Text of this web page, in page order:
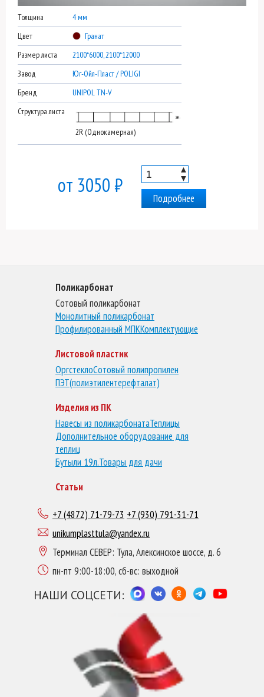
Толщина
4 мм
Цвет
Гранат
Размер листа
2100*6000, 2100*12000
Завод
Юг-Ойл-Пласт / POLIGI
Бренд
UNIPOL TN-V
Структура листа
2R (Однокамерная)
от 3050 ₽
▲
▼
Подробнее
Поликарбонат
Сотовый поликарбонат
Монолитный поликарбонат
Профилированный МПККомплектующие
Листовой пластик
ОргстеклоСотовый полипропилен
ПЭТ(полиэтилентерефталат)
Изделия из ПК
Навесы из поликарбонатаТеплицы
Дополнительное оборудование для
теплиц
Бутыли 19л.Товары для дачи
Статьи
+7 (4872) 71-79-73 +7 (930) 791-31-71
unikumplasttula@yandex.ru
Терминал СЕВЕР: Тула, Алексинское шоссе, д. 6
пн-пт 9:00-18:00, сб-вс: выходной
НАШИ СОЦСЕТИ: